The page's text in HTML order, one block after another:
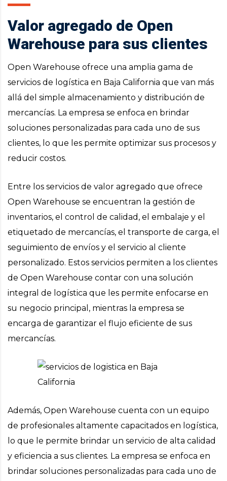
Valor agregado de Open
Warehouse para sus clientes
Open Warehouse ofrece una amplia gama de
servicios de logística en Baja California que van más
allá del simple almacenamiento y distribución de
mercancías. La empresa se enfoca en brindar
soluciones personalizadas para cada uno de sus
clientes, lo que les permite optimizar sus procesos y
reducir costos.
Entre los servicios de valor agregado que ofrece
Open Warehouse se encuentran la gestión de
inventarios, el control de calidad, el embalaje y el
etiquetado de mercancías, el transporte de carga, el
seguimiento de envíos y el servicio al cliente
personalizado. Estos servicios permiten a los clientes
de Open Warehouse contar con una solución
integral de logística que les permite enfocarse en
su negocio principal, mientras la empresa se
encarga de garantizar el flujo eficiente de sus
mercancías.
Además, Open Warehouse cuenta con un equipo
de profesionales altamente capacitados en logística,
lo que le permite brindar un servicio de alta calidad
y eficiencia a sus clientes. La empresa se enfoca en
brindar soluciones personalizadas para cada uno de